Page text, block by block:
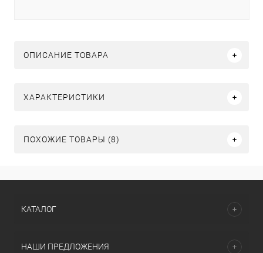
ОПИСАНИЕ ТОВАРА
ХАРАКТЕРИСТИКИ
ПОХОЖИЕ ТОВАРЫ (8)
КАТАЛОГ
НАШИ ПРЕДЛОЖЕНИЯ